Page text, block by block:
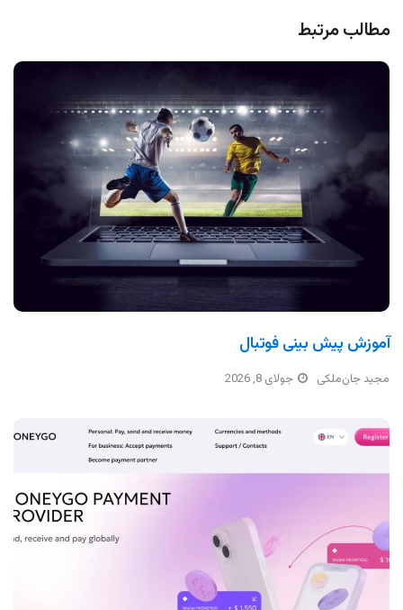
مطالب مرتبط
آموزش پیش بینی فوتبال
مجید جان‌ملکی جولای 8, 2026